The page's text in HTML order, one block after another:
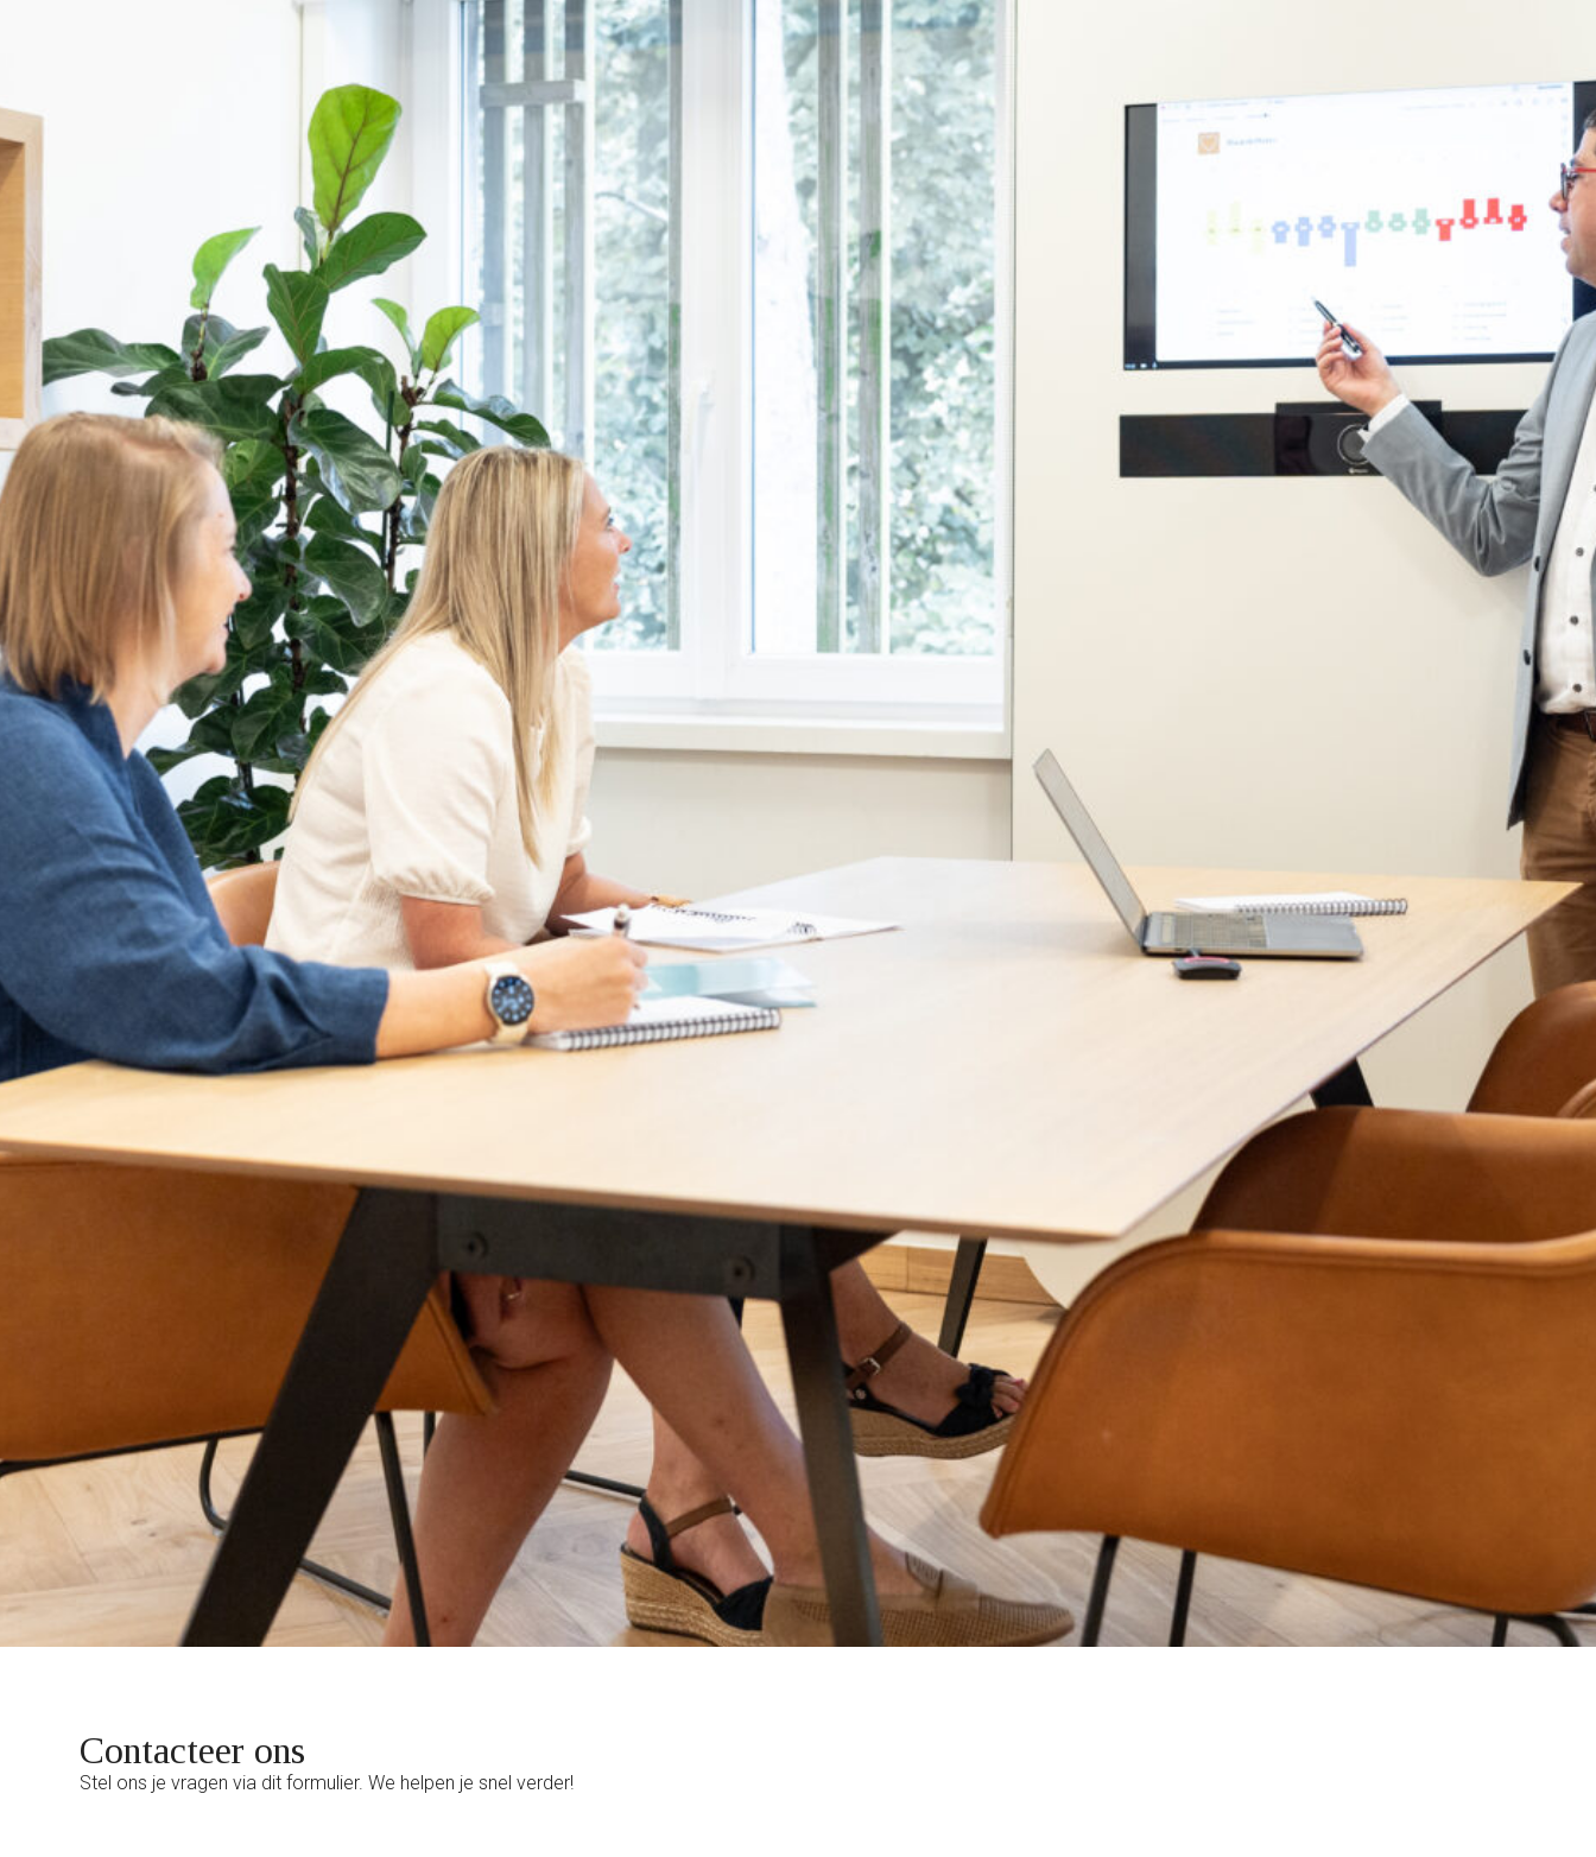
Contacteer ons
Stel ons je vragen via dit formulier. We helpen je snel verder!